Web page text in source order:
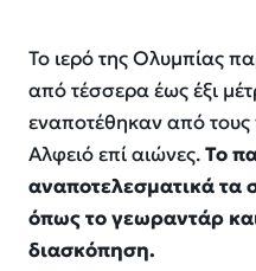
Το ιερό της Ολυμπίας
από τέσσερα έως έξι
εναποτέθηκαν από
Αλφειό επί αιώνες.Το
αναποτελεσματικά τα
όπως το γεωραντάρ
διασκόπηση.